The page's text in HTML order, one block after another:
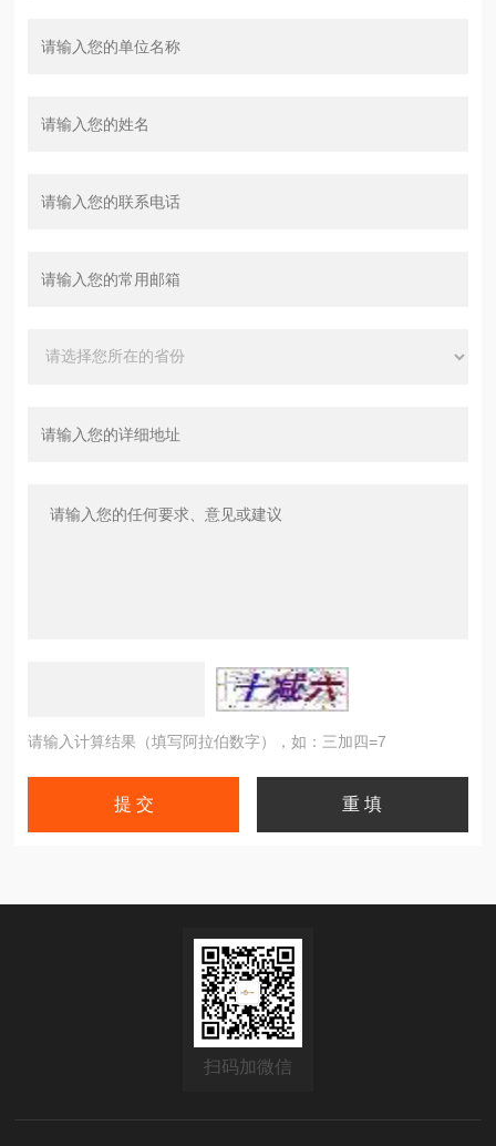
请输入计算结果（填写阿拉伯数字），如：三加四=7
扫码加微信